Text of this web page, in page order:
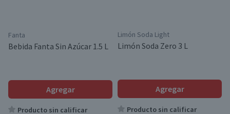
Fanta
Bebida Fanta Sin Azúcar 1.5 L
Agregar
Producto sin calificar
Limón Soda Light
Limón Soda Zero 3 L
Agregar
Producto sin calificar